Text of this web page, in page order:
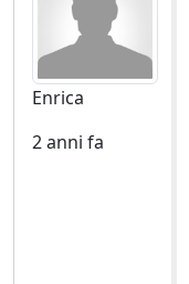
Enrica
2 anni fa